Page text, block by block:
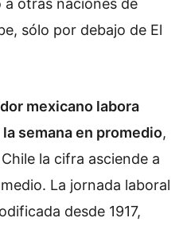
a otras naciones de
sólo por debajo de El
mexicano labora
semana en promedio,
la cifra asciende a
La jornada laboral
desde 1917,